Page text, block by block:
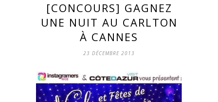
[CONCOURS] GAGNEZ
UNE NUIT AU CARLTON
À CANNES
23 DÉCEMBRE 2013